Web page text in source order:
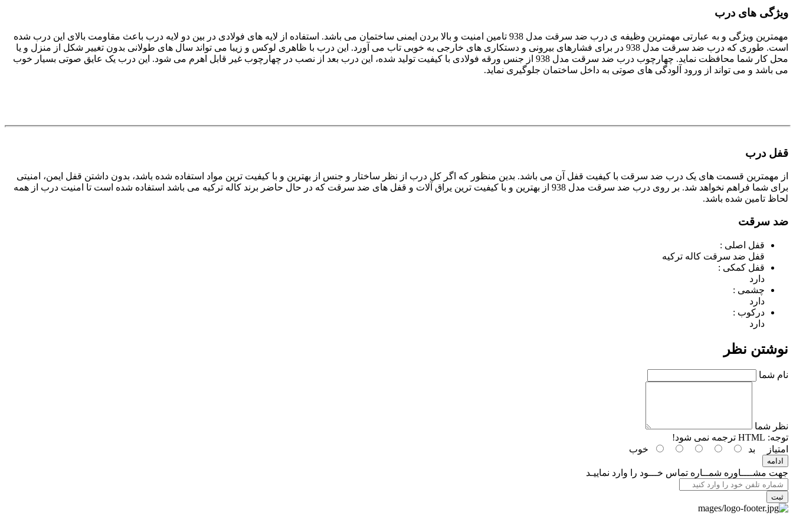
ویژگی های درب
مهمترین ویژگی و به عبارتی مهمترین وظیفه ی درب ضد سرقت مدل 938 تامین امنیت و بالا بردن ایمنی ساختمان می باشد. استفاده از لایه های فولادی در بین دو لایه درب باعث مقاومت بالای این درب شده
است. طوری که درب ضد سرقت مدل 938 در برای فشارهای بیرونی و دستکاری های خارجی به خوبی تاب می آورد. این درب با ظاهری لوکس و زیبا می تواند سال های طولانی بدون تغییر شکل از منزل و یا
محل کار شما محافظت نماید. چهارچوب درب ضد سرقت مدل 938 از جنس ورقه فولادی با کیفیت تولید شده، این درب بعد از نصب در چهارچوب غیر قابل اهرم می شود. این درب یک عایق صوتی بسیار خوب
می باشد و می تواند از ورود آلودگی های صوتی به داخل ساختمان جلوگیری نماید.
قفل درب
از مهمترین قسمت های یک درب ضد سرقت با کیفیت قفل آن می باشد. بدین منظور که اگر کل درب از نظر ساختار و جنس از بهترین و با کیفیت ترین مواد استفاده شده باشد، بدون داشتن قفل ایمن، امنیتی
برای شما فراهم نخواهد شد. بر روی درب ضد سرقت مدل 938 از بهترین و با کیفیت ترین یراق آلات و قفل های ضد سرقت که در حال حاضر برند کاله ترکیه می باشد استفاده شده است تا امنیت درب از همه
لحاظ تامین شده باشد.
ضد سرقت
قفل اصلی :
قفل ضد سرقت کاله ترکیه
قفل کمکی :
دارد
چشمی :
دارد
درکوب :
دارد
نوشتن نظر
نام شما
نظر شما
توجه:
امتیاز
بد خوب
ادامه
جهت مشــــاوره شمــاره تماس خـــود را وارد نماييـد
ثبت